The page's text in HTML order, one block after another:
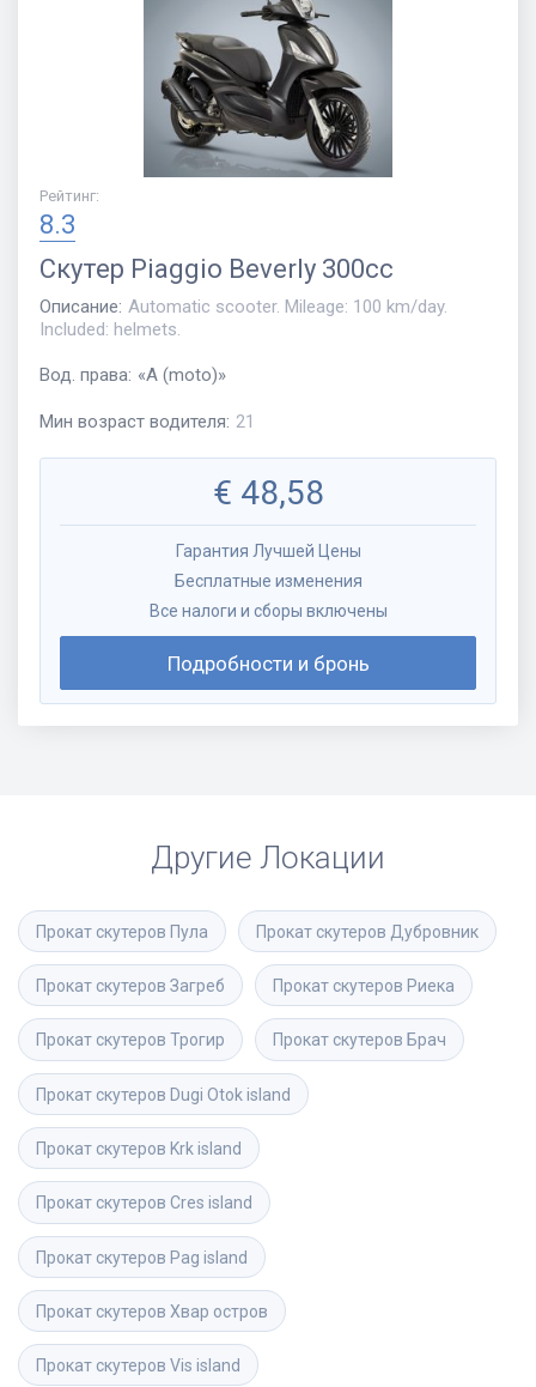
Рейтинг:
8.3
Скутер Piaggio Beverly 300cc
Описание: Automatic scooter. Mileage: 100 km/day.
Included: helmets.
Вод. права: «A (moto)»
Мин возраст водителя: 21
€ 48,58
Гарантия Лучшей Цены
Бесплатные изменения
Все налоги и сборы включены
Подробности и бронь
Другие Локации
Прокат скутеров Пула Прокат скутеров Дубровник
Прокат скутеров Загреб Прокат скутеров Риека
Прокат скутеров Трогир Прокат скутеров Брач
Прокат скутеров Dugi Otok island
Прокат скутеров Krk island
Прокат скутеров Cres island
Прокат скутеров Pag island
Прокат скутеров Хвар остров
Прокат скутеров Vis island